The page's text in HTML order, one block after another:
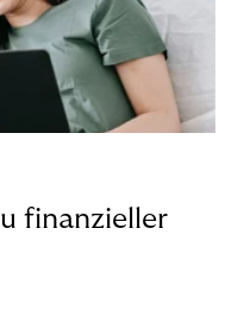
finanzieller